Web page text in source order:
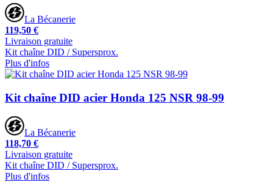
La Bécanerie
119,50 €
Livraison gratuite
Kit chaîne DID / Supersprox.
Plus d'infos
Kit chaîne DID acier Honda 125 NSR 98-99
La Bécanerie
118,70 €
Livraison gratuite
Kit chaîne DID / Supersprox.
Plus d'infos